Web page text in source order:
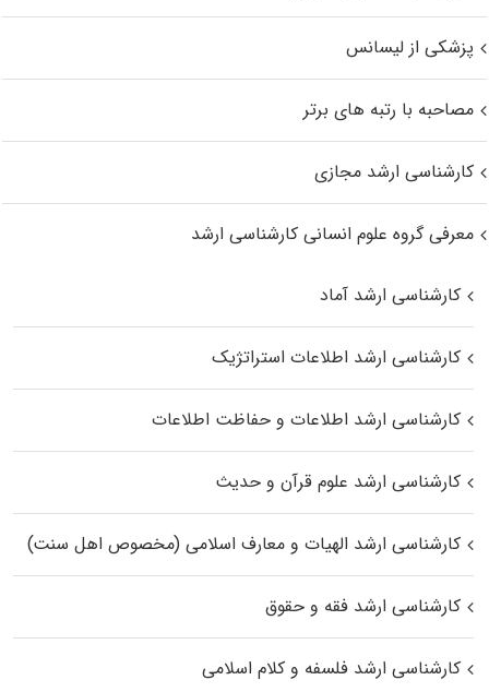
پزشکی از لیسانس
مصاحبه با رتبه های برتر
کارشناسی ارشد مجازی
معرفی گروه علوم انسانی کارشناسی ارشد
کارشناسی ارشد آماد
کارشناسی ارشد اطلاعات استراتژیک
کارشناسی ارشد اطلاعات و حفاظت اطلاعات
کارشناسی ارشد علوم قرآن و حدیث
کارشناسی ارشد الهیات و معارف اسلامی (مخصوص اهل سنت)
کارشناسی ارشد فقه و حقوق
کارشناسی ارشد فلسفه و کلام اسلامی